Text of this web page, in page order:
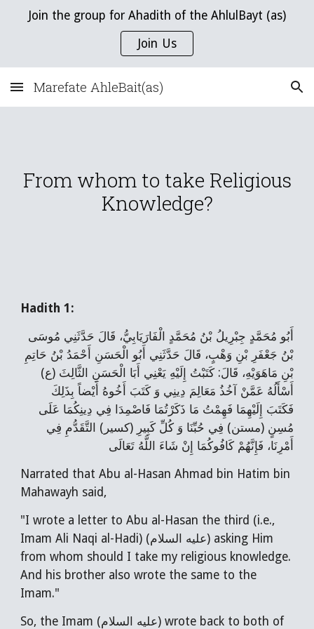
Skip to main content Skip to navigation
Join the group for Ahadith of the AhlulBayt (as)
Join Us
Marefate AhleBait(as)
From whom to take Religious
Knowledge?
Hadith 1:
أَبُو مُحَمَّدٍ جِبْرِيلُ بْنُ مُحَمَّدٍ الْفَارَيَابِيُّ، قَالَ حَدَّثَنِي مُوسَى
بْنُ جَعْفَرِ بْنِ وَهْبٍ، قَالَ حَدَّثَنِي أَبُو الْحَسَنِ أَحْمَدُ بْنُ حَاتِمِ
بْنِ مَاهَوَيْهِ، قَالَ: كَتَبْتُ إِلَيْهِ‌ يَعْنِي أَبَا الْحَسَنِ الثَّالِثَ (ع)
أَسْأَلُهُ عَمَّنْ آخُذُ مَعَالِمَ دِينِي وَ كَتَبَ أَخُوهُ أَيْضاً بِذَلِكَ
فَكَتَبَ إِلَيْهِمَا فَهِمْتُ مَا ذَكَرْتُمَا فَاصْمِدَا فِي دِينِكُمَا عَلَى
مُسِنٍ‌ (مستن) فِي حُبِّنَا وَ كُلِّ كَبِيرِ (كسير) التَّقَدُّمِ فِي
أَمْرِنَا، فَإِنَّهُمْ كَافُوكُمَا إِنْ شَاءَ اللَّهُ تَعَالَى
Narrated that Abu al-Hasan Ahmad bin Hatim bin
Mahawayh said,
"I wrote a letter to Abu al-Hasan the third (i.e.,
Imam Ali Naqi al-Hadi) (عليه السلام) asking Him
from whom should I take my religious knowledge.
And his brother also wrote the same to the
Imam."
So, the Imam (عليه السلام) wrote back to both of